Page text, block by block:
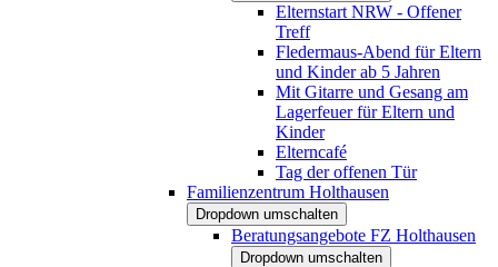
Elternstart NRW - Offener
Treff
Fledermaus-Abend für Eltern
und Kinder ab 5 Jahren
Mit Gitarre und Gesang am
Lagerfeuer für Eltern und
Kinder
Elterncafé
Tag der offenen Tür
Familienzentrum Holthausen
Dropdown umschalten
Beratungsangebote FZ Holthausen
Dropdown umschalten